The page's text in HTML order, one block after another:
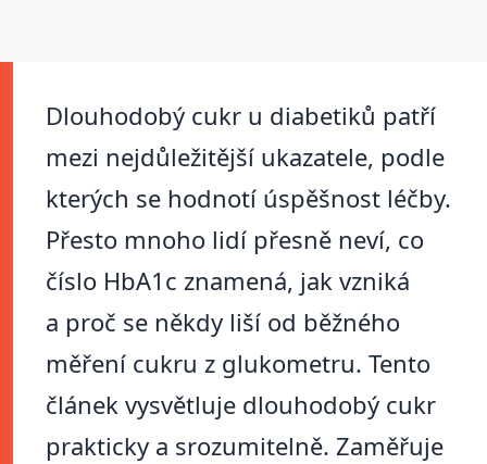
Dlouhodobý cukr u diabetiků patří
mezi nejdůležitější ukazatele, podle
kterých se hodnotí úspěšnost léčby.
Přesto mnoho lidí přesně neví, co
číslo HbA1c znamená, jak vzniká
a proč se někdy liší od běžného
měření cukru z glukometru. Tento
článek vysvětluje dlouhodobý cukr
prakticky a srozumitelně. Zaměřuje